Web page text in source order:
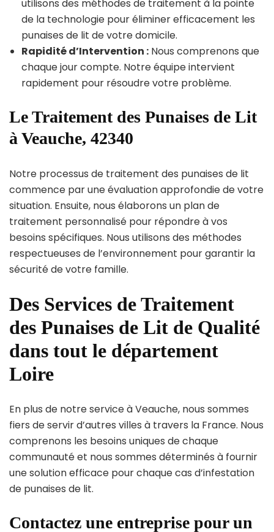
utilisons des méthodes de traitement à la pointe
de la technologie pour éliminer efficacement les
punaises de lit de votre domicile.
Rapidité d’Intervention : Nous comprenons que
chaque jour compte. Notre équipe intervient
rapidement pour résoudre votre problème.
Le Traitement des Punaises de Lit
à Veauche, 42340
Notre processus de traitement des punaises de lit
commence par une évaluation approfondie de votre
situation. Ensuite, nous élaborons un plan de
traitement personnalisé pour répondre à vos
besoins spécifiques. Nous utilisons des méthodes
respectueuses de l’environnement pour garantir la
sécurité de votre famille.
Des Services de Traitement
des Punaises de Lit de Qualité
dans tout le département
Loire
En plus de notre service à Veauche, nous sommes
fiers de servir d’autres villes à travers la France. Nous
comprenons les besoins uniques de chaque
communauté et nous sommes déterminés à fournir
une solution efficace pour chaque cas d’infestation
de punaises de lit.
Contactez une entreprise pour un